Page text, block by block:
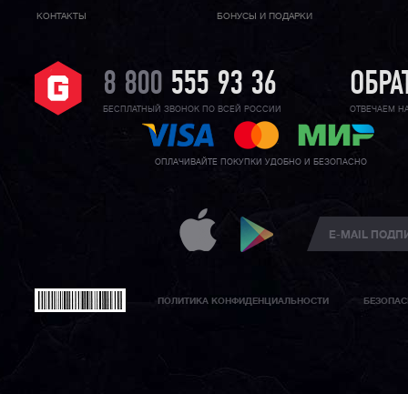
КОНТАКТЫ БОНУСЫ И ПОДАРКИ
8 800 555 93 36
БЕСПЛАТНЫЙ ЗВОНОК ПО ВСЕЙ РОССИИ ОТВЕЧАЕМ
ОПЛАЧИВАЙТЕ ПОКУПКИ УДОБНО И БЕЗОПАСНО
ПОЛИТИКА КОНФИДЕНЦИАЛЬНОСТИ